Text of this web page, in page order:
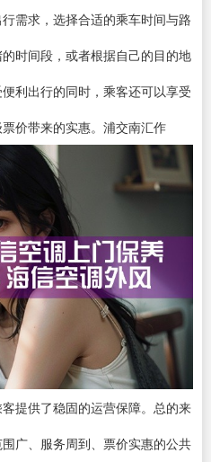
需求，选择合适的乘车时间与路
时间段，或者根据自己的目的地
利出行的同时，乘客还可以享受
价带来的实惠。浦交南汇作
提供了稳固的运营保障。总的来
广、服务周到、票价实惠的公共